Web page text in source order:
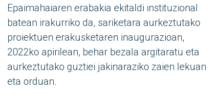
Epaimahaiaren erabakia ekitaldi instituzional
batean irakurriko da, sariketara aurkeztutako
proiektuen erakusketaren inaugurazioan,
2022ko apirilean, behar bezala argitaratu eta
aurkeztutako guztiei jakinaraziko zaien lekuan
eta orduan.